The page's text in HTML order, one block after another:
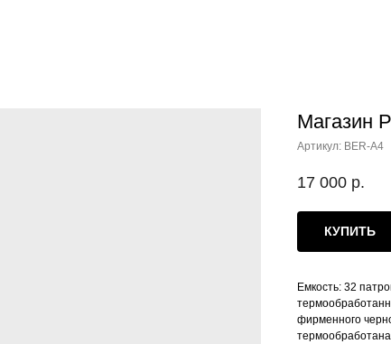
Магазин
Артикул: BER-A4
17 000 р.
КУПИТЬ
Емкость: 32
фирменного